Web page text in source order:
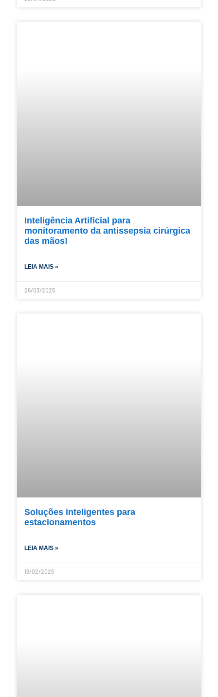
Inteligência Artificial para
monitoramento da antissepsia cirúrgica
das mãos!
LEIA MAIS »
26/03/2025
Soluções inteligentes para
estacionamentos
LEIA MAIS »
18/02/2025